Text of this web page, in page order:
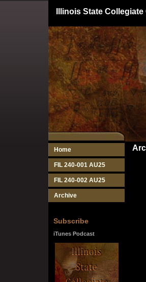
Illinois State
Home
FIL 240-001 AU25
FIL 240-002 AU25
Archive
Subscribe
iTunes Podcast